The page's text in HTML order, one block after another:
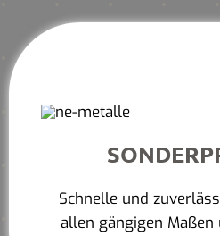
Schnelle und
allen gängigen Maßen